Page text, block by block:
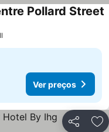
Pollard Street
Ver preços
Partilhar